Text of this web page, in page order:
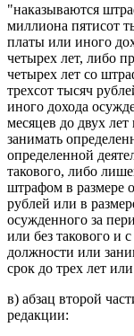
"наказываются
миллиона пятисот
платы или иного
четырех лет, либо
четырех лет со
трехсот тысяч
иного дохода
месяцев до двух
занимать
определенной
такового, либо
штрафом в размере
рублей или в
осужденного за
или без такового и
должности или
срок до трех лет
в) абзац второй
редакции: